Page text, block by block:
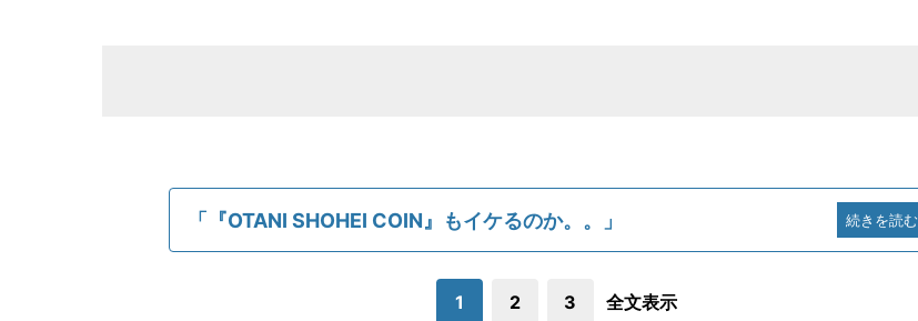
「『OTANI SHOHEI COIN』もイケるのか。。」 続きを読む
1 2 3 全文表示